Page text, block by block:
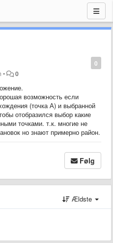
0
• 0
возможность если
(точка А) и выбранной
отобразился выбор какие
точками. т.к. многие не
но знают примерно район.
Følg
Ældste